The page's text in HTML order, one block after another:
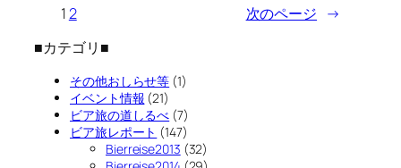
12 次のページ →
■カテゴリ■
その他おしらせ等 (1)
イベント情報 (21)
ビア旅の道しるべ (7)
ビア旅レポート (147)
Bierreise2013 (32)